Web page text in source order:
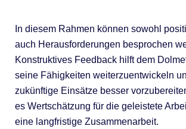
In diesem Rahmen können sowohl
auch Herausforderungen besprochen
Konstruktives Feedback hilft dem
seine Fähigkeiten weiterzuentwickeln
zukünftige Einsätze besser
es Wertschätzung für die geleistete
eine langfristige Zusammenarbeit.